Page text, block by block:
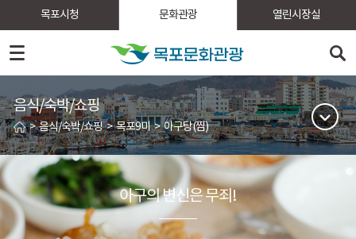
목포시청 문화관광 열린시장실
음식/숙박/쇼핑
>음식/숙박/쇼핑>목포9미>아구탕(찜)
아구의 변신은 무죄!